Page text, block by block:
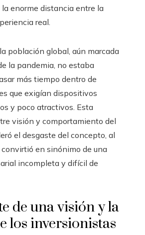
enorme distancia entre la
real.
población global, aún marcada
la pandemia, no estaba
más tiempo dentro de
que exigían dispositivos
y poco atractivos. Esta
visión y comportamiento del
el desgaste del concepto, al
convirtió en sinónimo de una
incompleta y difícil de
de una visión y la
los inversionistas